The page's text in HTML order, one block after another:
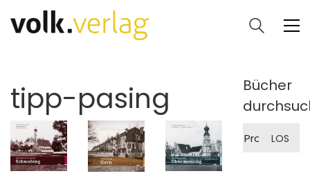
tipp-pasing
Bücher
nach:
LOS